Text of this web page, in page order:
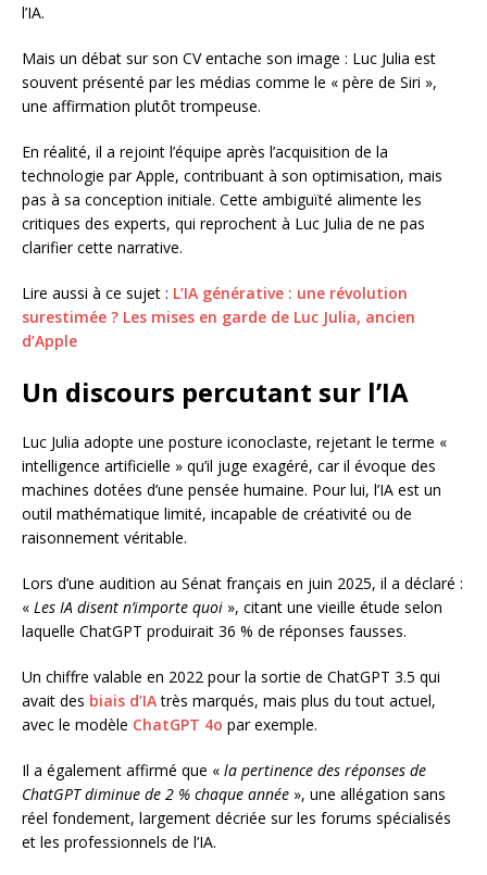
l’IA.
Mais un débat sur son CV entache son image : Luc Julia est
souvent présenté par les médias comme le « père de Siri »,
une affirmation plutôt trompeuse.
En réalité, il a rejoint l’équipe après l’acquisition de la
technologie par Apple, contribuant à son optimisation, mais
pas à sa conception initiale. Cette ambiguïté alimente les
critiques des experts, qui reprochent à Luc Julia de ne pas
clarifier cette narrative.
Lire aussi à ce sujet : L’IA générative : une révolution
surestimée ? Les mises en garde de Luc Julia, ancien
d’Apple
Un discours percutant sur l’IA
Luc Julia adopte une posture iconoclaste, rejetant le terme «
intelligence artificielle » qu’il juge exagéré, car il évoque des
machines dotées d’une pensée humaine. Pour lui, l’IA est un
outil mathématique limité, incapable de créativité ou de
raisonnement véritable.
Lors d’une audition au Sénat français en juin 2025, il a déclaré :
« Les IA disent n’importe quoi », citant une vieille étude selon
laquelle ChatGPT produirait 36 % de réponses fausses.
Un chiffre valable en 2022 pour la sortie de ChatGPT 3.5 qui
avait des biais d’IAtrès marqués, mais plus du tout actuel,
avec le modèle ChatGPT 4o par exemple.
Il a également affirmé que « la pertinence des réponses de
ChatGPT diminue de 2 % chaque année », une allégation sans
réel fondement, largement décriée sur les forums spécialisés
et les professionnels de l’IA.